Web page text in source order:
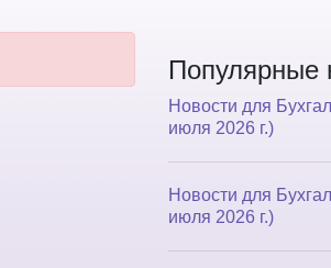
Популярные
Новости для
июля 2026 г.)
Новости для
июля 2026 г.)